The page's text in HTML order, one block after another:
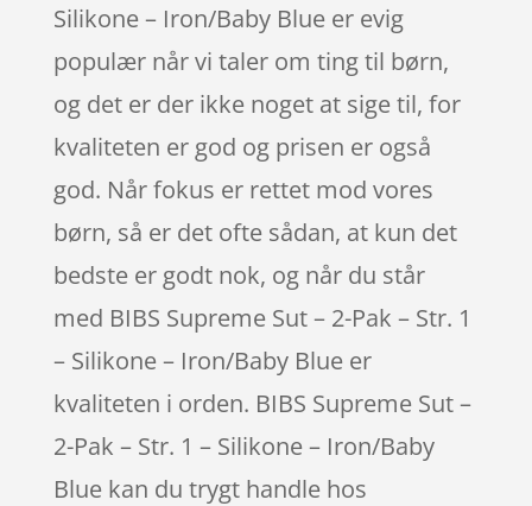
Silikone – Iron/Baby Blue er evig
populær når vi taler om ting til børn,
og det er der ikke noget at sige til, for
kvaliteten er god og prisen er også
god. Når fokus er rettet mod vores
børn, så er det ofte sådan, at kun det
bedste er godt nok, og når du står
med BIBS Supreme Sut – 2-Pak – Str. 1
– Silikone – Iron/Baby Blue er
kvaliteten i orden. BIBS Supreme Sut –
2-Pak – Str. 1 – Silikone – Iron/Baby
Blue kan du trygt handle hos